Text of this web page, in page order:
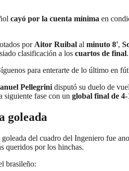
cayó por la cuenta mínima en
por Aitor Ruibal al minuto 8',
clasificación a los cuartos de final.
para enterarte de lo último en
Pellegrini disputó su duelo de
siguiente fase con un global final de 4-
goleada
del cuadro del Ingeniero fue
queridos por los hinchas.
brasileño: